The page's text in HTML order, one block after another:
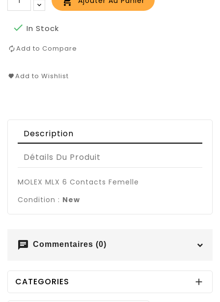
 In Stock
Add to Compare
Add to Wishlist
Description
Détails Du Produit
MOLEX MLX 6 Contacts Femelle
Condition : New
chat Commentaires (0)
CATEGORIES 